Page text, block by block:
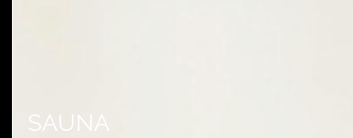
SAUNA